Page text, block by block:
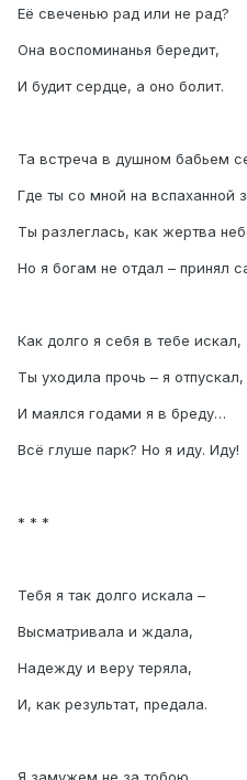
Её свеченью рад или не рад?
Она воспоминанья бередит,
И будит сердце, а оно болит.
Та встреча в душном бабьем
Где ты со мной на вспаханной
Ты разлеглась, как жертва
Но я богам не отдал – принял
Как долго я себя в тебе искал,
Ты уходила прочь – я отпускал,
И маялся годами я в бреду…
Всё глуше парк? Но я иду. Иду!
* * *
Тебя я так долго искала –
Высматривала и ждала,
Надежду и веру теряла,
И, как результат, предала.